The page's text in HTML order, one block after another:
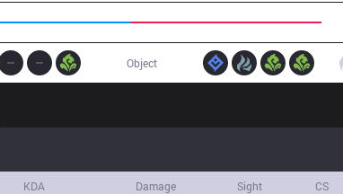
Object
KDA Damage Sight CS